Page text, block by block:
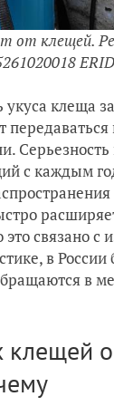
от клещей.
укуса клеща
с каждым
это связано с
в России
в
клещей